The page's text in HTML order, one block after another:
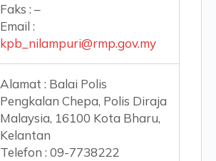
Faks : –
Email :
kpb_nilampuri@rmp.gov.my
Alamat : Balai Polis
Pengkalan Chepa, Polis Diraja
Malaysia, 16100 Kota Bharu,
Kelantan
Telefon : 09-7738222